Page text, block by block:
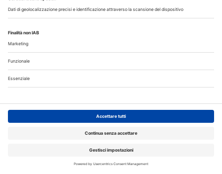
Annunci
CERCO
Cercasi ASO per studio sito a Mozzate